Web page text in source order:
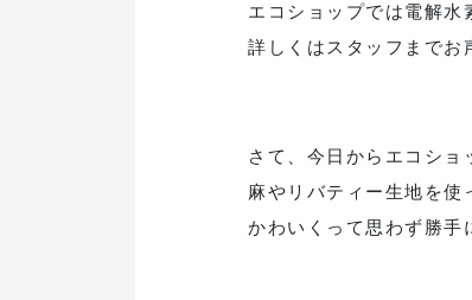
エコショップでは電解水
詳しくはスタッフまでお
さて、今日からエコショ
麻やリバティー生地を使
かわいくって思わず勝手